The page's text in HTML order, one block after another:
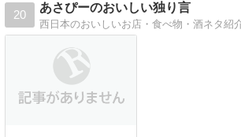
20
あさぴーのおいしい独り言